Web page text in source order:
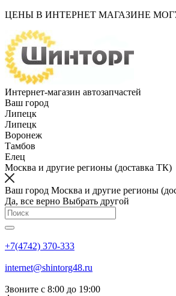
ЦЕНЫ В ИНТЕРНЕТ МАГАЗИНЕ
Интернет-магазин автозапчастей
Ваш город
Липецк
Липецк
Воронеж
Тамбов
Елец
Москва и другие регионы (доставка ТК)
Ваш город Москва и другие регионы
Да, все верно Выбрать другой
+7(4742) 370-333
internet@shintorg48.ru
Звоните с 8:00 до 19:00